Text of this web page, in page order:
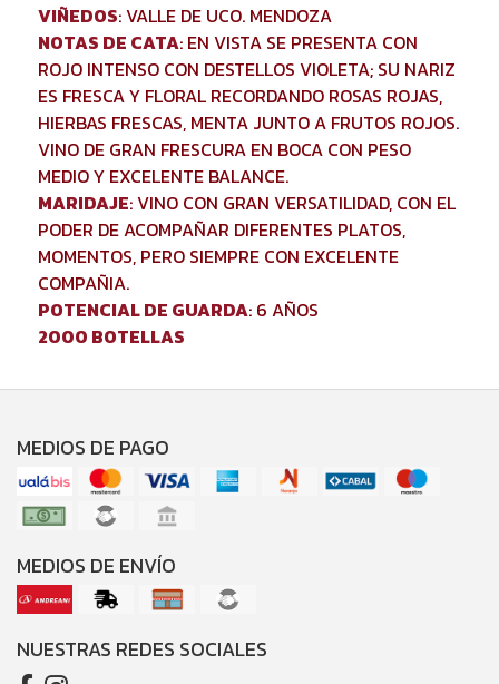
VIÑEDOS: VALLE DE UCO. MENDOZA
NOTAS DE CATA: EN VISTA SE PRESENTA CON
ROJO INTENSO CON DESTELLOS VIOLETA; SU NARIZ
ES FRESCA Y FLORAL RECORDANDO ROSAS ROJAS,
HIERBAS FRESCAS, MENTA JUNTO A FRUTOS ROJOS.
VINO DE GRAN FRESCURA EN BOCA CON PESO
MEDIO Y EXCELENTE BALANCE.
MARIDAJE: VINO CON GRAN VERSATILIDAD, CON EL
PODER DE ACOMPAÑAR DIFERENTES PLATOS,
MOMENTOS, PERO SIEMPRE CON EXCELENTE
COMPAÑIA.
POTENCIAL DE GUARDA: 6 AÑOS
2000 BOTELLAS
MEDIOS DE PAGO
MEDIOS DE ENVÍO
NUESTRAS REDES SOCIALES